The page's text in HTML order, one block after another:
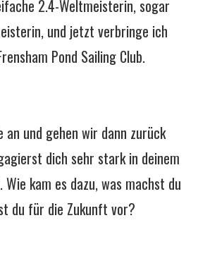
2.4-Weltmeisterin, sogar
und jetzt verbringe ich
Pond Sailing Club.
an und gehen wir dann zurück
dich sehr stark in deinem
kam es dazu, was machst du
du für die Zukunft vor?